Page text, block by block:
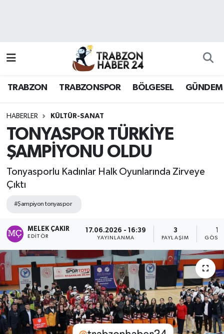
TRABZON TRABZONSPOR BÖLGESEL GÜNDEM
HABERLER KÜLTÜR-SANAT
TONYASPOR TÜRKİYE
ŞAMPİYONU OLDU
Tonyasporlu Kadınlar Halk Oyunlarında Zirveye
Çıktı
#Şampiyon tonyaspor
MELEK ÇAKIR
EDITÖR
17.06.2026 - 16:39
YAYINLANMA
3
PAYLAŞIM
17
Hava Durumu
Namaz Vakitleri
Trafik Durumu
Süper Lig Puan Durumu ve Fikstür